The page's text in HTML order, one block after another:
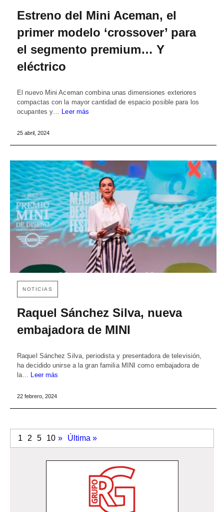
Estreno del Mini Aceman, el
primer modelo ‘crossover’ para
el segmento premium… Y
eléctrico
El nuevo Mini Aceman combina unas dimensiones exteriores
compactas con la mayor cantidad de espacio posible para los
ocupantes y… Leer más
25 abril, 2024
NOTICIAS
Raquel Sánchez Silva, nueva
embajadora de MINI
Raquel Sánchez Silva, periodista y presentadora de televisión,
ha decidido unirse a la gran familia MINI como embajadora de
la… Leer más
22 febrero, 2024
1 2 5 10 » Última »